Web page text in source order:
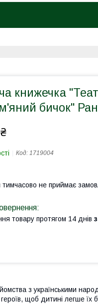
книжечка
бичок"
Код: 1719004
тимчасово не приймає
товару протягом 14 днів
з українськими
щоб дитині легше їх